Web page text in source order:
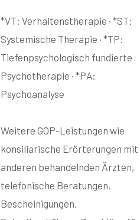
*VT: Verhaltenstherapie · *ST:
Systemische Therapie · *TP:
Tiefenpsychologisch fundierte
Psychotherapie · *PA:
Psychoanalyse
Weitere GOP-Leistungen wie
konsiliarische Erörterungen mit
anderen behandelnden Ärzten,
telefonische Beratungen,
Bescheinigungen,